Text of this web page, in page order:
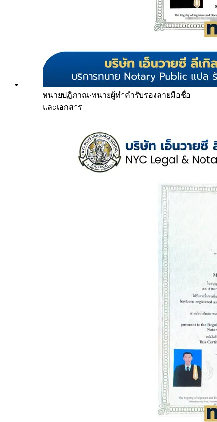
ทนายปฏิภาณ·ทนายผู้ทำคำรับรองลายมือชื่อ
และเอกสาร